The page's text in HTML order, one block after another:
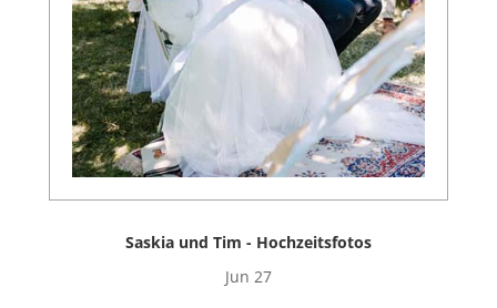
Saskia und Tim - Hochzeitsfotos
Jun 27